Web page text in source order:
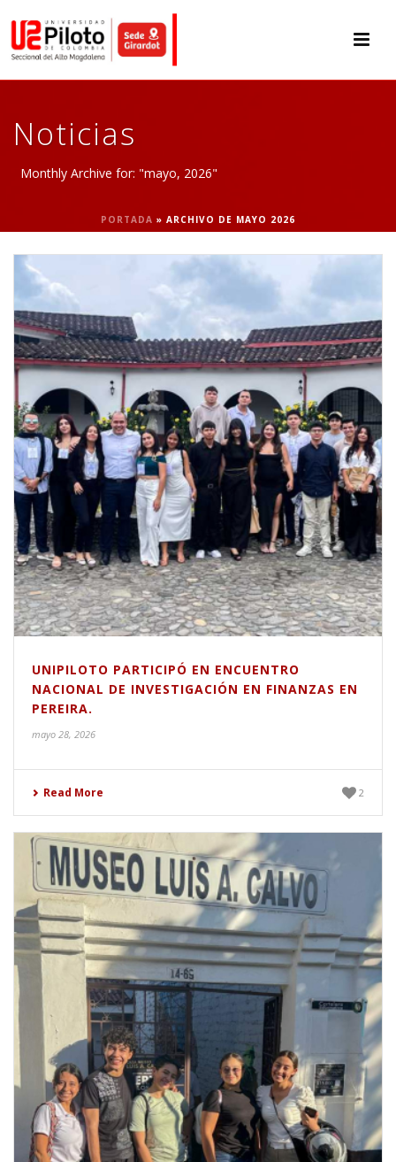
Noticias
Monthly Archive for: "mayo, 2026"
PORTADA » ARCHIVO DE MAYO 2026
UNIPILOTO PARTICIPÓ EN ENCUENTRO
NACIONAL DE INVESTIGACIÓN EN FINANZAS EN
PEREIRA.
mayo 28, 2026
Read More 2